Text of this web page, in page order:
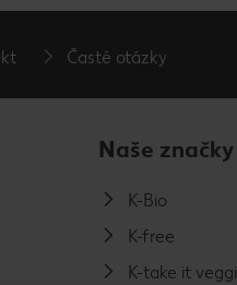
Časté otázky
Naše značky
K-Bio
K-free
K-take it